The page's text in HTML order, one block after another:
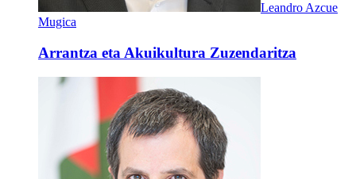
Leandro Azcue
Mugica
Arrantza eta Akuikultura Zuzendaritza